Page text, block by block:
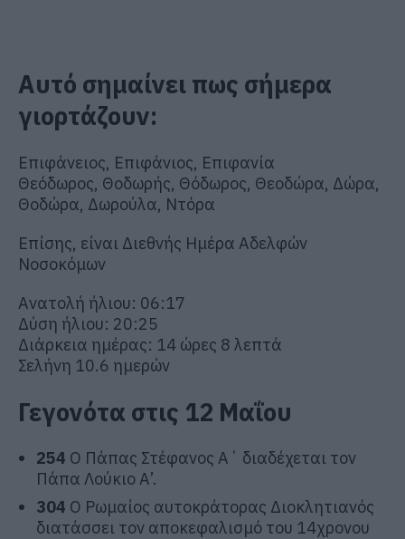
Αυτό σημαίνει πως σήμερα
γιορτάζουν:
Επιφάνειος, Επιφάνιος, Επιφανία
Θεόδωρος, Θοδωρής, Θόδωρος, Θεοδώρα, Δώρα,
Θοδώρα, Δωρούλα, Ντόρα
Επίσης, είναι Διεθνής Ημέρα Αδελφών
Νοσοκόμων
Ανατολή ήλιου: 06:17
Δύση ήλιου: 20:25
Διάρκεια ημέρας: 14 ώρες 8 λεπτά
Σελήνη 10.6 ημερών
Γεγονότα στις 12 Μαΐου
254 Ο Πάπας Στέφανος Α΄ διαδέχεται τον
Πάπα Λούκιο Α’.
304 Ο Ρωμαίος αυτοκράτορας Διοκλητιανός
διατάσσει τον αποκεφαλισμό του 14χρονου